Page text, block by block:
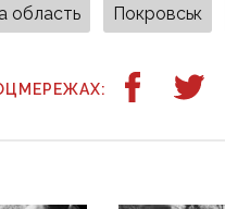
область Покровськ